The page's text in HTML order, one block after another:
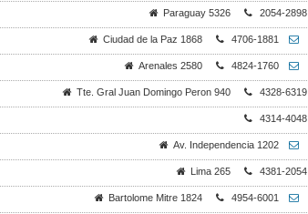
Paraguay 5326 2054-2898
Ciudad de la Paz 1868 4706-1881
Arenales 2580 4824-1760
Tte. Gral Juan Domingo Peron 940 4328-6319
4314-4048
Av. Independencia 1202
Lima 265 4381-2054
Bartolome Mitre 1824 4954-6001